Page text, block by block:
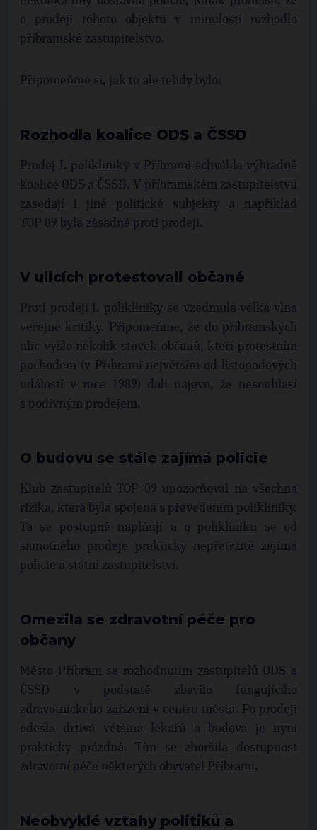
o prodeji tohoto objektu v minulosti rozhodlo
příbramské zastupitelstvo.
Připomeňme si, jak to ale tehdy bylo:
Rozhodla koalice ODS a ČSSD
Prodej I. polikliniky v Příbrami schválila výhradně
koalice ODS a ČSSD. V příbramském zastupitelstvu
zasedají i jiné politické subjekty a například
TOP 09 byla zásadně proti prodeji.
V ulicích protestovali občané
Proti prodeji I. polikliniky se vzedmula velká vlna
veřejné kritiky. Připomeňme, že do příbramských
ulic vyšlo několik stovek občanů, kteří protestním
pochodem (v Příbrami největším od listopadových
událostí v roce 1989) dali najevo, že nesouhlasí
s podivným prodejem.
O budovu se stále zajímá policie
Klub zastupitelů TOP 09 upozorňoval na všechna
rizika, která byla spojená s převedením polikliniky.
Ta se postupně naplňují a o polikliniku se od
samotného prodeje prakticky nepřetržitě zajímá
policie a státní zastupitelství.
Omezila se zdravotní péče pro
občany
Město Příbram se rozhodnutím zastupitelů ODS a
ČSSD v podstatě zbavilo fungujícího
zdravotnického zařízení v centru města. Po prodeji
odešla drtivá většina lékařů a budova je nyní
prakticky prázdná. Tím se zhoršila dostupnost
zdravotní péče některých obyvatel Příbrami.
Neobvyklé vztahy politiků a